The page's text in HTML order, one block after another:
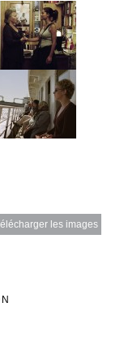
les images